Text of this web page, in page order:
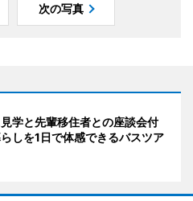
次の写真
学と先輩移住者との座談会付
しを1日で体感できるバスツア